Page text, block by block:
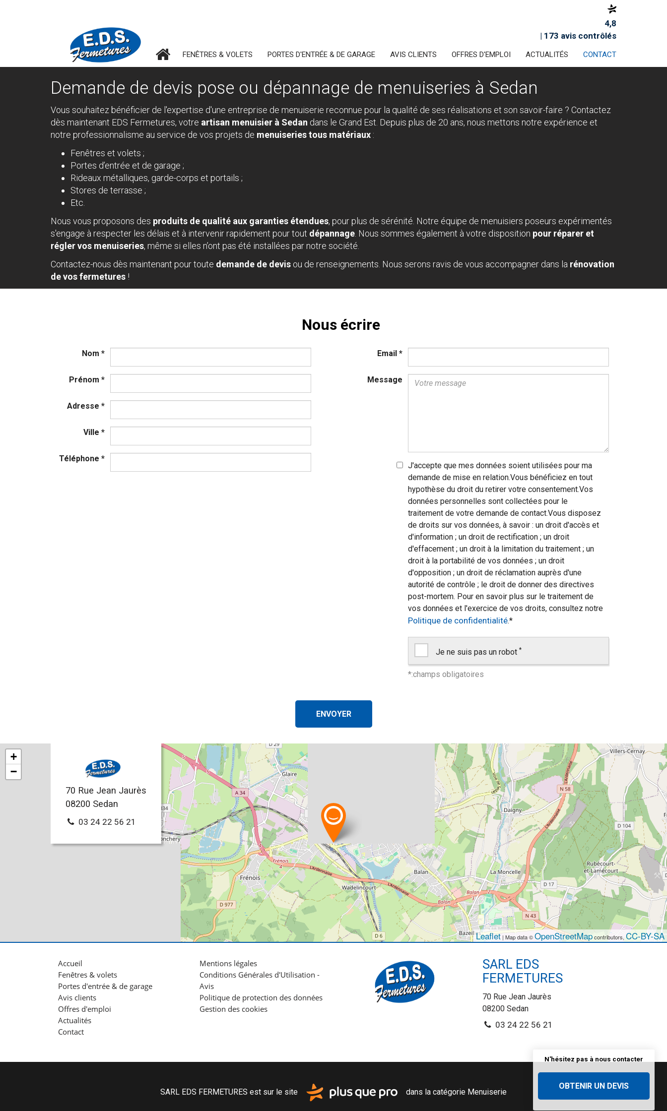
N'hésitez pas à nous contacter
OBTENIR UN DEVIS
4,8
| 173 avis contrôlés
FENÊTRES & VOLETS PORTES D'ENTRÉE & DE GARAGE AVIS CLIENTS OFFRES D'EMPLOI ACTUALITÉS CONTACT
Demande de devis pose ou dépannage de menuiseries à Sedan
Vous souhaitez bénéficier de l'expertise d'une entreprise de menuiserie reconnue pour la qualité de ses réalisations et son savoir-faire ? Contactez
dès maintenant EDS Fermetures, votre artisan menuisier à Sedan dans le Grand Est. Depuis plus de 20 ans, nous mettons notre expérience et
notre professionnalisme au service de vos projets de menuiseries tous matériaux :
Fenêtres et volets ;
Portes d’entrée et de garage ;
Rideaux métalliques, garde-corps et portails ;
Stores de terrasse ;
Etc.
Nous vous proposons des produits de qualité aux garanties étendues, pour plus de sérénité. Notre équipe de menuisiers poseurs expérimentés
s'engage à respecter les délais et à intervenir rapidement pour tout dépannage . Nous sommes également à votre disposition pour réparer et
régler vos menuiseries, même si elles n’ont pas été installées par notre société.
Contactez-nous dès maintenant pour toute demande de devis ou de renseignements. Nous serons ravis de vous accompagner dans la rénovation
de vos fermetures !
Nous écrire
Nom*
Prénom*
Adresse*
Ville*
Téléphone*
Email*
Message
J'accepte que mes données soient utilisées pour ma
demande de mise en relation.Vous bénéficiez en tout
hypothèse du droit du retirer votre consentement.Vos
données personnelles sont collectées pour le
traitement de votre demande de contact.Vous disposez
de droits sur vos données, à savoir : un droit d'accès et
d'information ; un droit de rectification ; un droit
d'effacement ; un droit à la limitation du traitement ; un
droit à la portabilité de vos données ; un droit
d'opposition ; un droit de réclamation auprès d'une
autorité de contrôle ; le droit de donner des directives
post-mortem. Pour en savoir plus sur le traitement de
vos données et l'exercice de vos droits, consultez notre
Politique de confidentialité.*
Je ne suis pas un robot *
70 Rue Jean Jaurès
08200 Sedan
03 24 22 56 21
+
−
Leaflet | Map data ©OpenStreetMapcontributors,CC-BY-SA
Accueil
Fenêtres & volets
Portes d'entrée & de garage
Avis clients
Offres d'emploi
Actualités
Contact
Mentions légales
Conditions Générales d'Utilisation -
Avis
Politique de protection des données
Gestion des cookies
SARL EDS
FERMETURES
70 Rue Jean Jaurès
08200 Sedan
03 24 22 56 21
SARL EDS FERMETURES est sur le site dans la catégorie Menuiserie